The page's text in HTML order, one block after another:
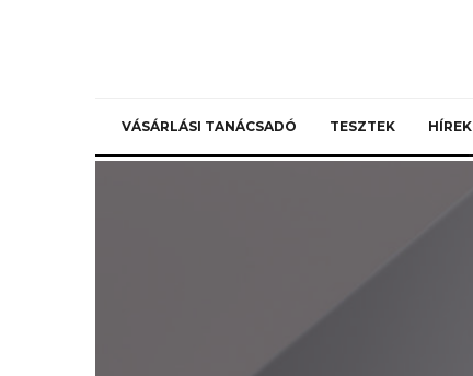
VÁSÁRLÁSI TANÁCSADÓ TESZTEK HÍREK